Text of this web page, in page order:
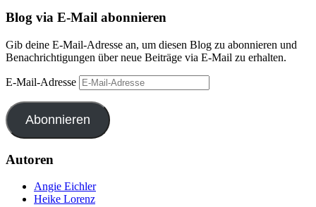
Blog via E-Mail abonnieren
Gib deine E-Mail-Adresse an, um diesen Blog zu abonnieren und
Benachrichtigungen über neue Beiträge via E-Mail zu erhalten.
E-Mail-Adresse
Abonnieren
Autoren
Angie Eichler
Heike Lorenz